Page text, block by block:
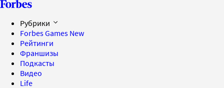
Рубрики
Forbes Games New
Рейтинги
Франшизы
Подкасты
Видео
Life